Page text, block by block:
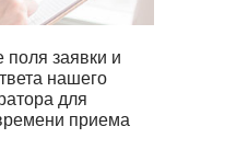
поля заявки и
нашего
для
приема